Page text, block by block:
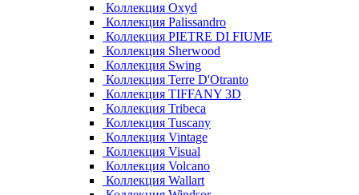
Коллекция Oxyd
Коллекция Palissandro
Коллекция PIETRE DI FIUME
Коллекция Sherwood
Коллекция Swing
Коллекция Terre D'Otranto
Коллекция TIFFANY 3D
Коллекция Tribeca
Коллекция Tuscany
Коллекция Vintage
Коллекция Visual
Коллекция Volcano
Коллекция Wallart